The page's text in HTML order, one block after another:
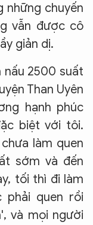
những chuyến
vẫn được cô
giản dị.
nấu 2500 suất
Than Uyên
hạnh phúc
biệt với tôi.
làm quen
sớm và đến
tối thì đi làm
phải quen rồi
và mọi người